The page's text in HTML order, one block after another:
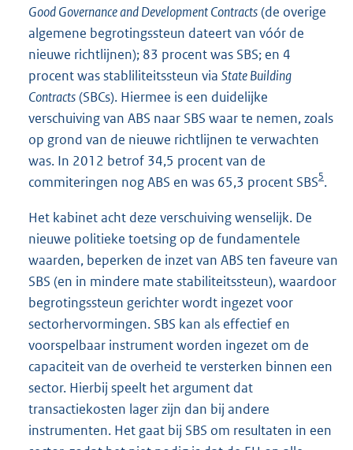
Good Governance and Development Contracts(de overige
algemene begrotingssteun dateert van vóór de
nieuwe richtlijnen); 83 procent was SBS; en 4
procent was stabliliteitssteun via State Building
Contracts(SBCs). Hiermee is een duidelijke
verschuiving van ABS naar SBS waar te nemen, zoals
op grond van de nieuwe richtlijnen te verwachten
was. In 2012 betrof 34,5 procent van de
commiteringen nog ABS en was 65,3 procent SBS5.
Het kabinet acht deze verschuiving wenselijk. De
nieuwe politieke toetsing op de fundamentele
waarden, beperken de inzet van ABS ten faveure van
SBS (en in mindere mate stabiliteitssteun), waardoor
begrotingssteun gerichter wordt ingezet voor
sectorhervormingen. SBS kan als effectief en
voorspelbaar instrument worden ingezet om de
capaciteit van de overheid te versterken binnen een
sector. Hierbij speelt het argument dat
transactiekosten lager zijn dan bij andere
instrumenten. Het gaat bij SBS om resultaten in een